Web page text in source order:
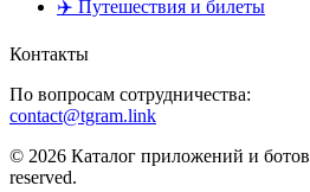
✈️ Путешествия и билеты
Контакты
По вопросам сотрудничества:
contact@tgram.link
© 2026 Каталог приложений и
reserved.